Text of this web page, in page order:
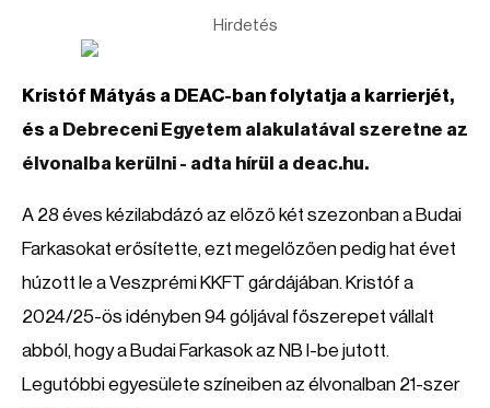
Hirdetés
Kristóf Mátyás a DEAC-ban folytatja a karrierjét,
és a Debreceni Egyetem alakulatával szeretne az
élvonalba kerülni - adta hírül a deac.hu.
A 28 éves kézilabdázó az előző két szezonban a Budai
Farkasokat erősítette, ezt megelőzően pedig hat évet
húzott le a Veszprémi KKFT gárdájában. Kristóf a
2024/25-ös idényben 94 góljával főszerepet vállalt
abból, hogy a Budai Farkasok az NB I-be jutott.
Legutóbbi egyesülete színeiben az élvonalban 21-szer